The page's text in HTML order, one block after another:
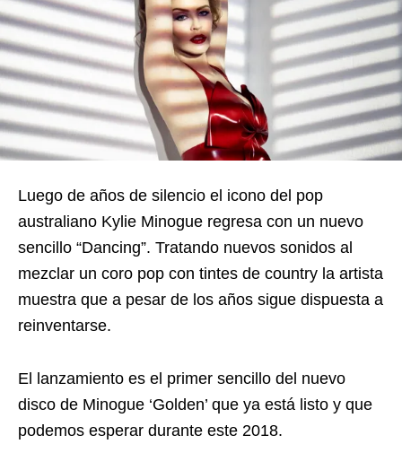
Luego de años de silencio el icono del pop
australiano Kylie Minogue regresa con un nuevo
sencillo “Dancing”. Tratando nuevos sonidos al
mezclar un coro pop con tintes de country la artista
muestra que a pesar de los años sigue dispuesta a
reinventarse.
El lanzamiento es el primer sencillo del nuevo
disco de Minogue ‘Golden’ que ya está listo y que
podemos esperar durante este 2018.